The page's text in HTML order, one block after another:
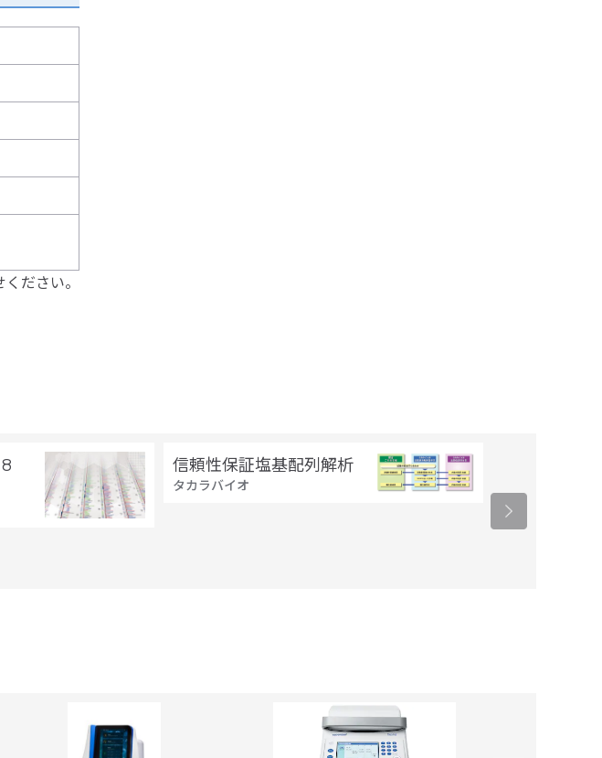
ださい。
信頼性保証塩基配列解析
タカラバイオ
／ヒトエク
タカラバイオ